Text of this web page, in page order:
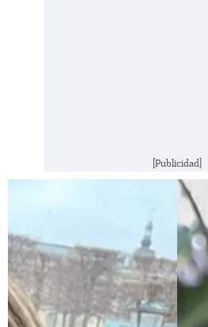
[Publicidad]